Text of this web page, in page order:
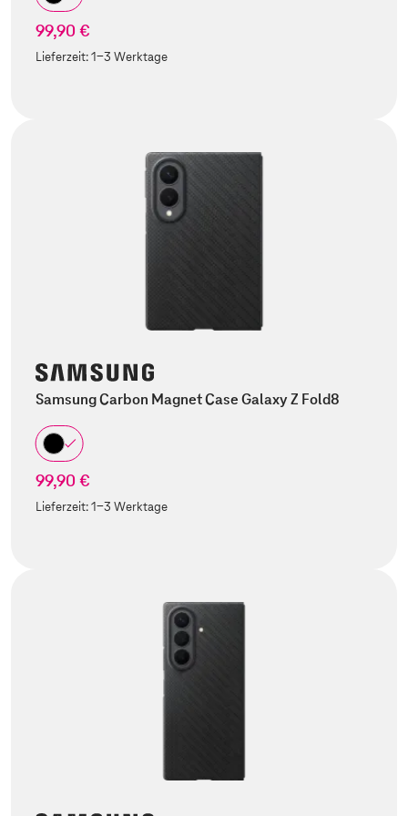
99,90 €
Lieferzeit:1-3 Werktage
Samsung Carbon Magnet Case Galaxy Z Fold8
99,90 €
Lieferzeit:1-3 Werktage